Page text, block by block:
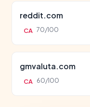
reddit.com
CA 70/100
gmvaluta.com
CA 60/100